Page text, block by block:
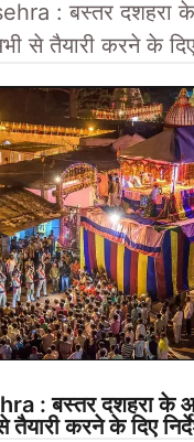
: बस्तर दशहरा
से तैयारी करने के दिए
: बस्तर दशहरा के
करने के दिए